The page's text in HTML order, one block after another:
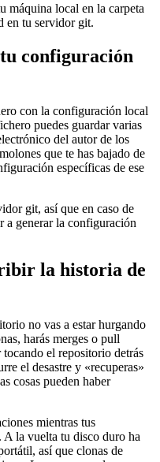
máquina local en la carpeta
en tu servidor git.
configuración
con la configuración local
puedes guardar varias
del autor de los
que te has bajado de
específicas de ese
git, así que en caso de
a generar la configuración
la historia de
no vas a estar hurgando
harás merges o pull
el repositorio detrás
el desastre y «recuperas»
cosas pueden haber
mientras tus
A la vuelta tu disco duro ha
así que clonas de